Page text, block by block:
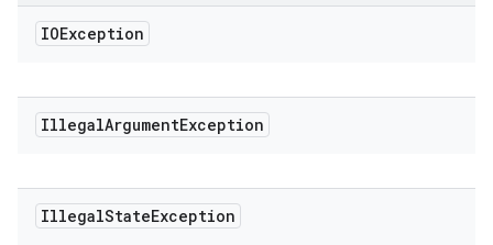
IOException
IllegalArgumentException
IllegalStateException